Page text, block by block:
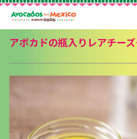
アボカドの瓶入りレアチー